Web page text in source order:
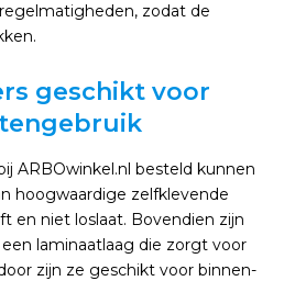
zodat de
geschikt voor
ARBOwinkel.nl besteld kunnen
hoogwaardige zelfklevende
en niet loslaat. Bovendien zijn
laminaatlaag die zorgt voor
zijn ze geschikt voor binnen-